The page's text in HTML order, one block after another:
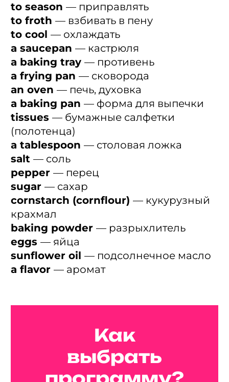
to season — приправлять
to froth — взбивать в пену
to cool — охлаждать
a saucepan — кастрюля
a baking tray — противень
a frying pan — сковорода
an oven — печь, духовка
a baking pan — форма для выпечки
tissues — бумажные салфетки
(полотенца)
a tablespoon — столовая ложка
salt — соль
pepper — перец
sugar — сахар
cornstarch (cornflour) — кукурузный
крахмал
baking powder — разрыхлитель
eggs — яйца
sunflower oil — подсолнечное масло
a flavor — аромат
Как
выбрать